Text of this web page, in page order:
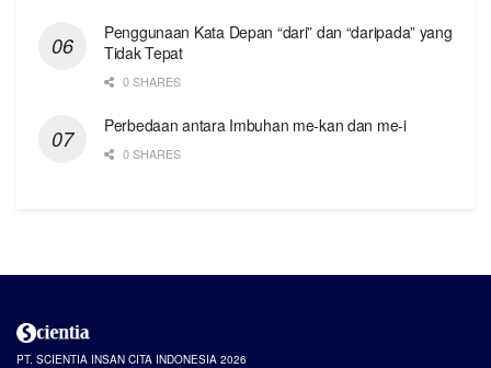
Penggunaan Kata Depan “dari” dan “daripada” yang
Tidak Tepat
0 SHARES
Perbedaan antara Imbuhan me-kan dan me-i
0 SHARES
PT. SCIENTIA INSAN CITA INDONESIA 2026